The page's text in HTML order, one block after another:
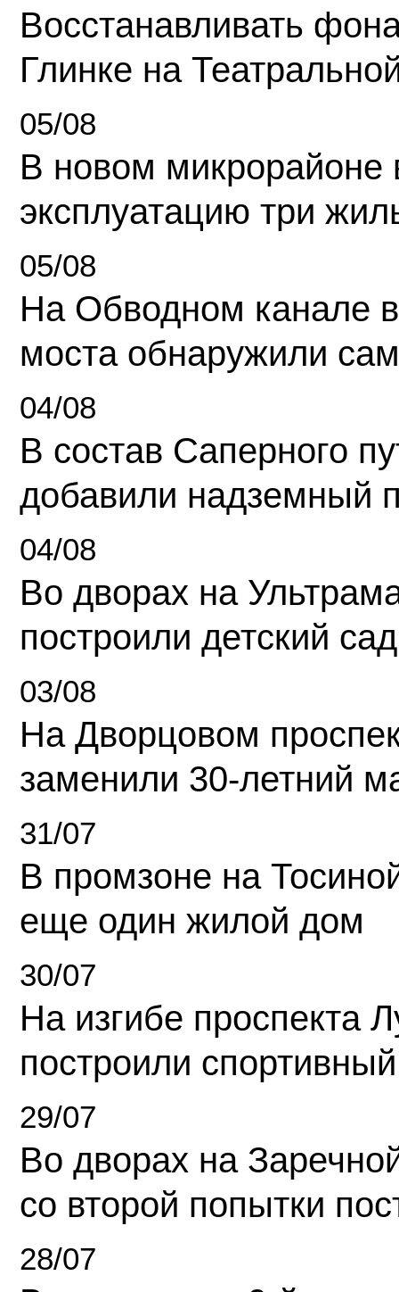
Восстанавливать
Глинке на
05/08
В новом микрорайоне
эксплуатацию три
05/08
На Обводном канале
моста обнаружили
04/08
В состав Саперного
добавили надземный
04/08
Во дворах на
построили детский сад
03/08
На Дворцовом
заменили 30-летний
31/07
В промзоне на
еще один жилой дом
30/07
На изгибе проспекта
построили
29/07
Во дворах на
со второй попытки
28/07